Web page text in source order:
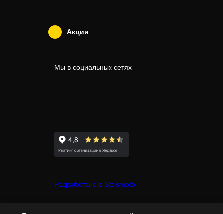
Акции
Мы в социальных сетях
Разработано в Stelsmoto